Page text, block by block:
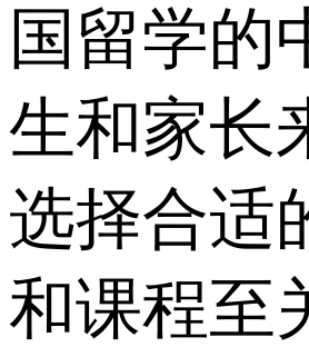
国留学的
生和家长
选择合适
和课程至